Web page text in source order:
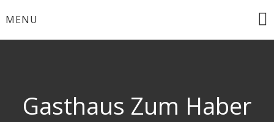
toMENU
Gasthaus Zum Haber